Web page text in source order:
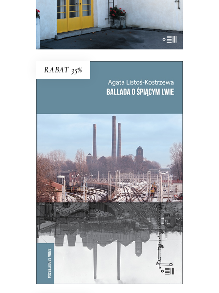
E-BOOK DO KOSZYKA
RABAT 35%
E-BOOK DO KOSZYKA
BALLADA O ŚPIĄCYM LWIE
To, co zdecydowało o powstaniu
Bytomia, jego bogactwie i tradycji,
miało stać się jego zagładą.
61.00zł 39.65zł
KSIĄŻKA DO KOSZYKA